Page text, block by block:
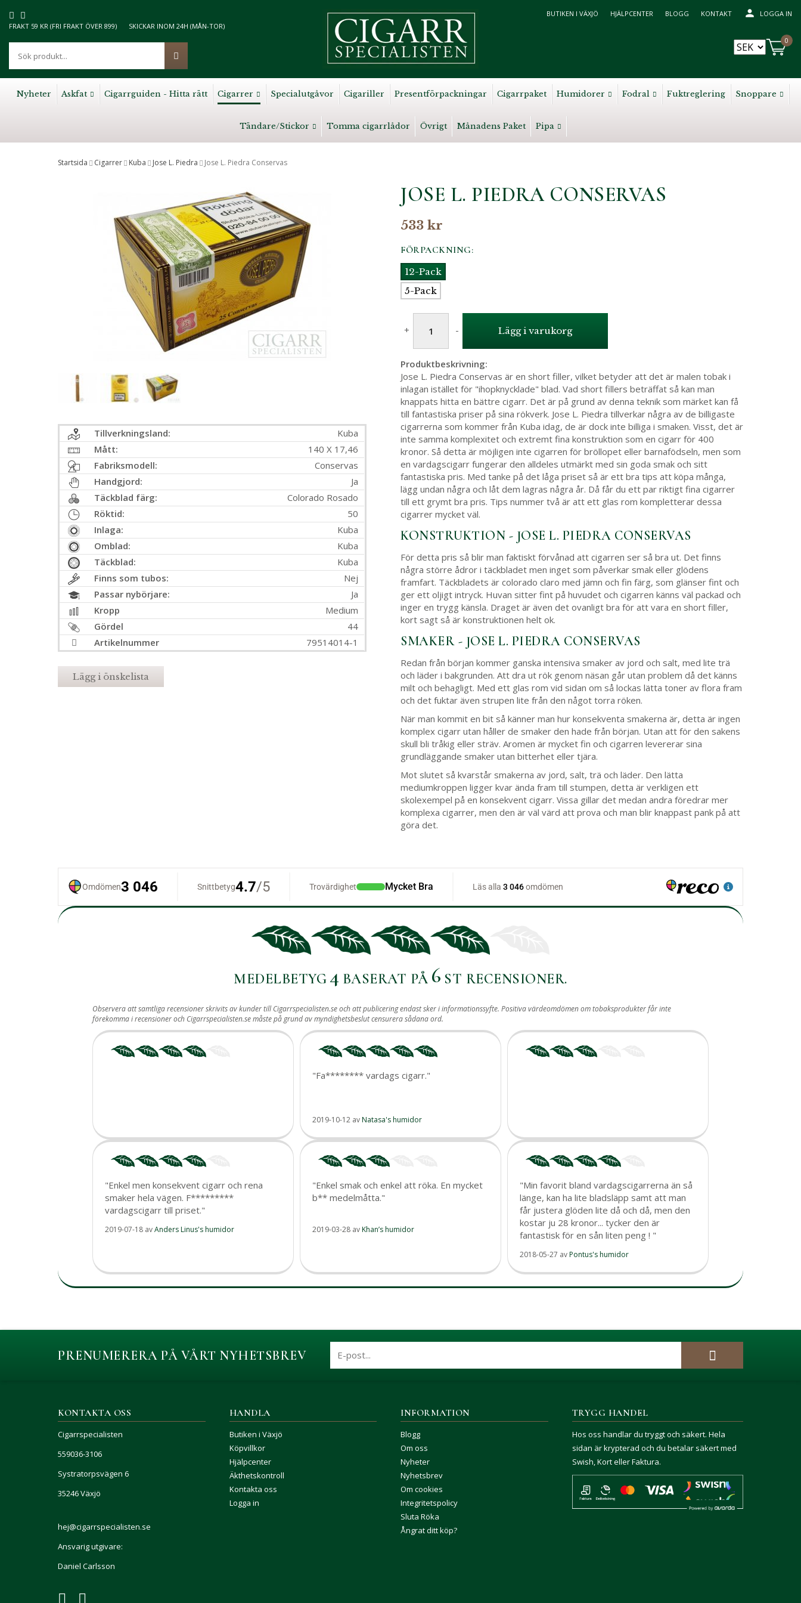
FRAKT 59 KR (FRI FRAKT ÖVER 899) SKICKAR INOM 24H (MÅN-TOR)
BUTIKEN I VÄXJÖ HJÄLPCENTER BLOGG KONTAKT LOGGA IN
0
Nyheter Askfat Cigarrguiden - Hitta rätt Cigarrer Specialutgåvor Cigariller Presentförpackningar Cigarrpaket Humidorer Fodral Fuktreglering Snoppare
Tändare/Stickor Tomma cigarrlådor Övrigt Månadens Paket Pipa
Startsida Cigarrer Kuba Jose L. Piedra Jose L. Piedra Conservas
JOSE L. PIEDRA CONSERVAS
533 kr
FÖRPACKNING:
12-Pack
5-Pack
+ - Lägg i varukorg
Produktbeskrivning:
Jose L. Piedra Conservas är en short filler, vilket betyder att det är malen tobak i
inlagan istället för "ihopknycklade" blad. Vad short fillers beträffat så kan man
knappats hitta en bättre cigarr. Det är på grund av denna teknik som märket kan få
till fantastiska priser på sina rökverk. Jose L. Piedra tillverkar några av de billigaste
cigarrerna som kommer från Kuba idag, de är dock inte billiga i smaken. Visst, det är
inte samma komplexitet och extremt fina konstruktion som en cigarr för 400
kronor. Så detta är möjligen inte cigarren för bröllopet eller barnafödseln, men som
en vardagscigarr fungerar den alldeles utmärkt med sin goda smak och sitt
fantastiska pris. Med tanke på det låga priset så är ett bra tips att köpa många,
lägg undan några och låt dem lagras några år. Då får du ett par riktigt fina cigarrer
till ett grymt bra pris. Tips nummer två är att ett glas rom kompletterar dessa
cigarrer mycket väl.
KONSTRUKTION - JOSE L. PIEDRA CONSERVAS
För detta pris så blir man faktiskt förvånad att cigarren ser så bra ut. Det finns
några större ådror i täckbladet men inget som påverkar smak eller glödens
framfart. Täckbladets är colorado claro med jämn och fin färg, som glänser fint och
ger ett oljigt intryck. Huvan sitter fint på huvudet och cigarren känns väl packad och
inger en trygg känsla. Draget är även det ovanligt bra för att vara en short filler,
kort sagt så är konstruktionen helt ok.
SMAKER - JOSE L. PIEDRA CONSERVAS
Redan från början kommer ganska intensiva smaker av jord och salt, med lite trä
och läder i bakgrunden. Att dra ut rök genom näsan går utan problem då det känns
milt och behagligt. Med ett glas rom vid sidan om så lockas lätta toner av flora fram
och det fuktar även strupen lite från den något torra röken.
När man kommit en bit så känner man hur konsekventa smakerna är, detta är ingen
komplex cigarr utan håller de smaker den hade från början. Utan att för den sakens
skull bli tråkig eller sträv. Aromen är mycket fin och cigarren levererar sina
grundläggande smaker utan bitterhet eller tjära.
Mot slutet så kvarstår smakerna av jord, salt, trä och läder. Den lätta
mediumkroppen ligger kvar ända fram till stumpen, detta är verkligen ett
skolexempel på en konsekvent cigarr. Vissa gillar det medan andra föredrar mer
komplexa cigarrer, men den är väl värd att prova och man blir knappast pank på att
göra det.
Tillverkningsland:
Kuba
Mått:
140 X 17,46
Fabriksmodell:
Conservas
Handgjord:
Ja
Täckblad färg:
Colorado Rosado
Röktid:
50
Inlaga:
Kuba
Omblad:
Kuba
Täckblad:
Kuba
Finns som tubos:
Nej
Passar nybörjare:
Ja
Kropp
Medium
Gördel
44
Artikelnummer
79514014-1
Lägg i önskelista
MEDELBETYG4 BASERAT PÅ 6 ST RECENSIONER.
Observera att samtliga recensioner skrivits av kunder till Cigarrspecialisten.se och att publicering endast sker i informationssyfte. Positiva värdeomdömen om tobaksprodukter får inte
förekomma i recensioner och Cigarrspecialisten.se måste på grund av myndighetsbeslut censurera sådana ord.
"Fa******** vardags cigarr."
2019-10-12 avNatasa's humidor
"Enkel men konsekvent cigarr och rena
smaker hela vägen. F*********
vardagscigarr till priset."
2019-07-18 avAnders Linus's humidor
"Enkel smak och enkel att röka. En mycket
b** medelmåtta."
2019-03-28 avKhan’s humidor
"Min favorit bland vardagscigarrerna än så
länge, kan ha lite bladsläpp samt att man
får justera glöden lite då och då, men den
kostar ju 28 kronor... tycker den är
fantastisk för en sån liten peng ! "
2018-05-27 avPontus's humidor
PRENUMERERA PÅ VÅRT NYHETSBREV
KONTAKTA OSS
Cigarrspecialisten
559036-3106
Systratorpsvägen 6
35246 Växjö
hej@cigarrspecialisten.se
Ansvarig utgivare:
Daniel Carlsson
HANDLA
Butiken i Växjö
Köpvillkor
Hjälpcenter
Äkthetskontroll
Kontakta oss
Logga in
INFORMATION
Blogg
Om oss
Nyheter
Nyhetsbrev
Om cookies
Integritetspolicy
Sluta Röka
Ångrat ditt köp?
TRYGG HANDEL
Hos oss handlar du tryggt och säkert. Hela
sidan är krypterad och du betalar säkert med
Swish, Kort eller Faktura.